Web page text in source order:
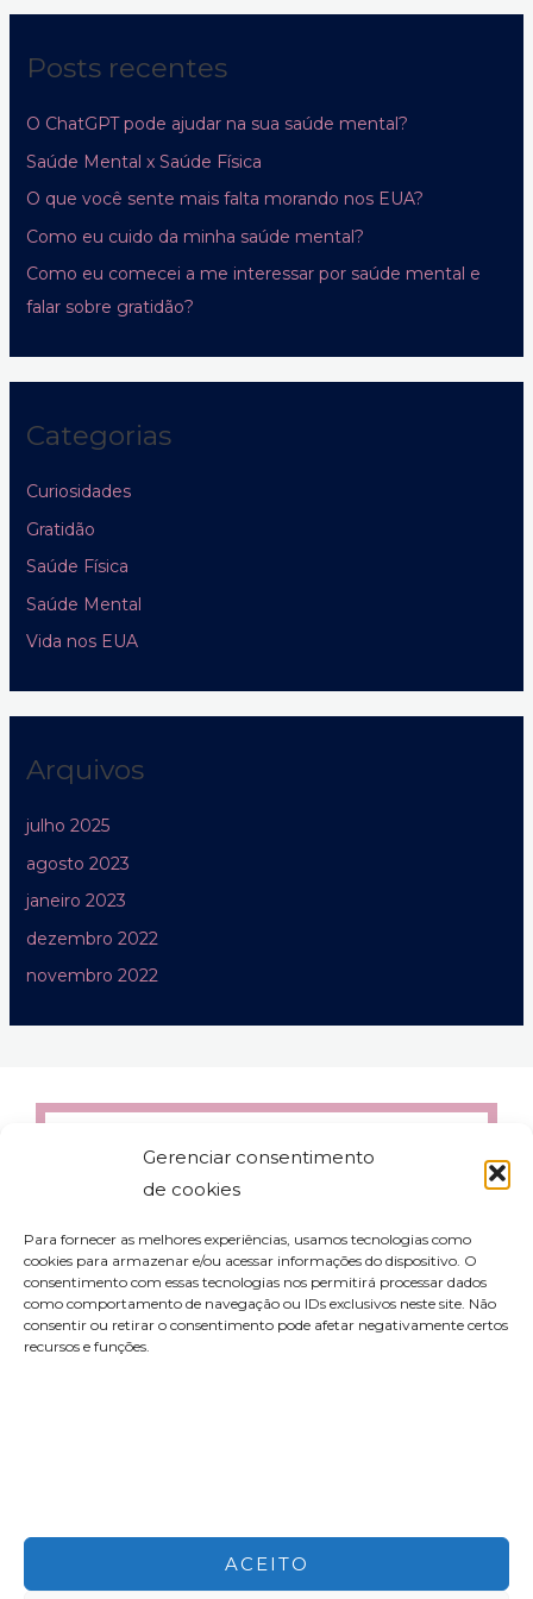
Gerenciar consentimento
de cookies
Para fornecer as melhores experiências, usamos tecnologias como
cookies para armazenar e/ou acessar informações do dispositivo. O
consentimento com essas tecnologias nos permitirá processar dados
como comportamento de navegação ou IDs exclusivos neste site. Não
consentir ou retirar o consentimento pode afetar negativamente certos
recursos e funções.
ACEITO
Posts recentes
O ChatGPT pode ajudar na sua saúde mental?
Saúde Mental x Saúde Física
O que você sente mais falta morando nos EUA?
Como eu cuido da minha saúde mental?
Como eu comecei a me interessar por saúde mental e
falar sobre gratidão?
Categorias
Curiosidades
Gratidão
Saúde Física
Saúde Mental
Vida nos EUA
Arquivos
julho 2025
agosto 2023
janeiro 2023
dezembro 2022
novembro 2022